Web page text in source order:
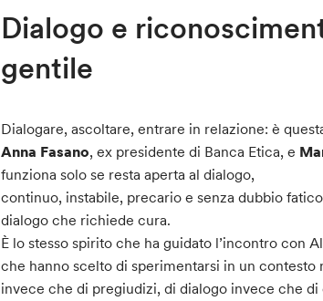
Dialogo e
gentile
Dialogare, ascoltare, entrare in relazione: è
Anna Fasano, ex presidente di Banca Etica, e
funziona solo se resta aperta al dialogo,
continuo, instabile, precario e senza dubbio
dialogo che richiede cura.
È lo stesso spirito che ha guidato l’incontro con
che hanno scelto di sperimentarsi in un
invece che di pregiudizi, di dialogo invece che